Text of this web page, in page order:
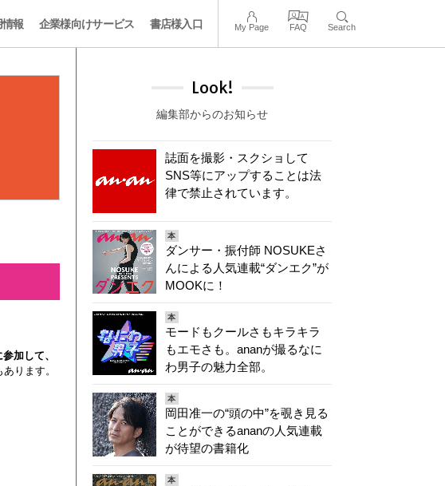
情報 企業様向けサービス 書店様入口 My Page FAQ Search
加して、
ります。
Look!
編集部からのお知らせ
誌面を撮影・スクショして
SNS等にアップすることは法
律で禁止されています。
本
ダンサー・振付師 NOSUKEさ
んによる人気連載“ダンエク”が
MOOKに！
本
モードもクールさもキラキラ
もエモさも。ananが撮るなに
わ男子の魅力全部。
本
岡田准一の“頭の中”を覗き見る
ことができるananの人気連載
が待望の書籍化
本